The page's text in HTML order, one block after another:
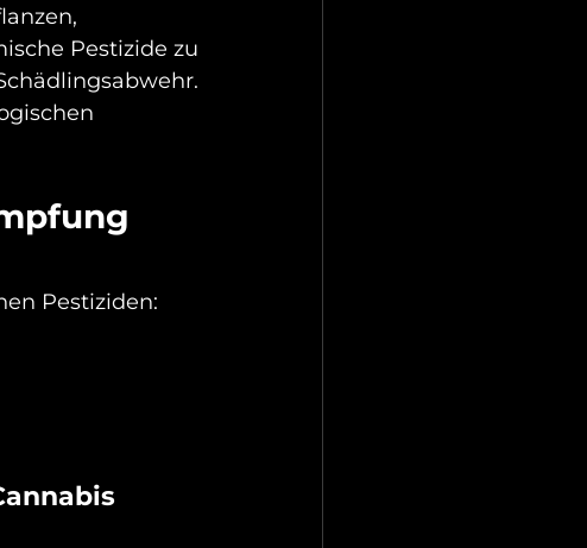
Pestizide zu
Pestiziden: